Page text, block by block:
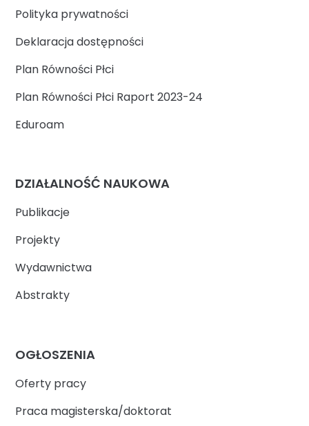
Polityka prywatności
Deklaracja dostępności
Plan Równości Płci
Plan Równości Płci Raport 2023-24
Eduroam
DZIAŁALNOŚĆ NAUKOWA
Publikacje
Projekty
Wydawnictwa
Abstrakty
OGŁOSZENIA
Oferty pracy
Praca magisterska/doktorat